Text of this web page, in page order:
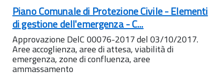
Piano Comunale di Protezione Civile - Elementi
di gestione dell'emergenza - C...
Approvazione DelC 00076-2017 del 03/10/2017.
Aree accoglienza, aree di attesa, viabilità di
emergenza, zone di confluenza, aree
ammassamento